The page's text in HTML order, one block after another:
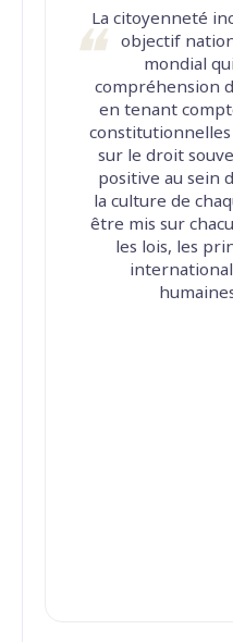
La citoyenneté
objectif
mondial
compréhension
en tenant
sur le droit
positive au sein
la culture de
être mis sur
les lois, les